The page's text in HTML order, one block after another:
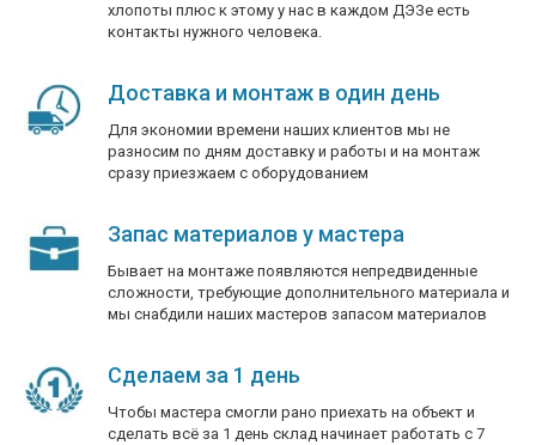
хлопоты плюс к этому у нас в каждом ДЭЗе есть
контакты нужного человека.
Доставка и монтаж в один день
Для экономии времени наших клиентов мы не
разносим по дням доставку и работы и на монтаж
сразу приезжаем с оборудованием
Запас материалов у мастера
Бывает на монтаже появляются непредвиденные
сложности, требующие дополнительного материала и
мы снабдили наших мастеров запасом материалов
Сделаем за 1 день
Чтобы мастера смогли рано приехать на объект и
сделать всё за 1 день склад начинает работать с 7